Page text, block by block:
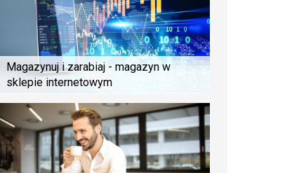
Magazynuj i zarabiaj - magazyn w
sklepie internetowym